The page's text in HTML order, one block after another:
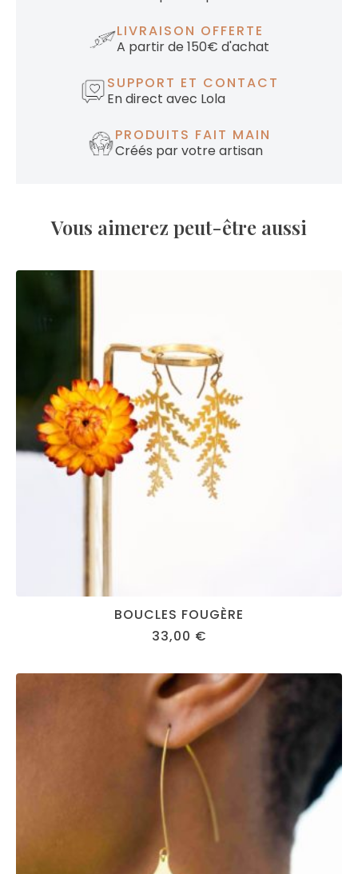
LIVRAISON OFFERTE
A partir de 150€ d'achat
SUPPORT ET CONTACT
En direct avec Lola
PRODUITS FAIT MAIN
Créés par votre artisan
Vous aimerez peut-être aussi
BOUCLES FOUGÈRE
33,00 €